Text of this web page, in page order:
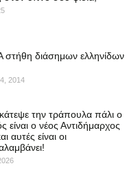
στήθη διάσημων ελληνίδων
2014
την τράπουλα πάλι ο
ο νέος Αντιδήμαρχος
αυτές είναι οι